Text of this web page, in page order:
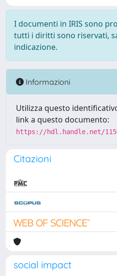
I documenti in IRIS sono
tutti i diritti sono riservati,
indicazione.
Informazioni
Utilizza questo
link a questo documento:
https://hdl.handle.net/
Citazioni
social impact